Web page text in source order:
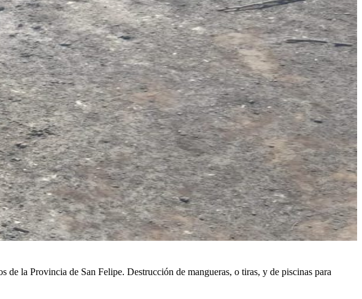
la Provincia de San Felipe. Destrucción de mangueras, o tiras, y de piscinas para